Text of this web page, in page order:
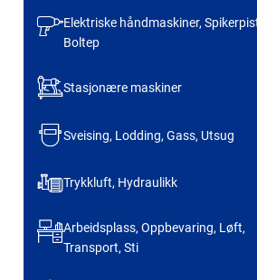
Elektriske håndmaskiner,
Boltep
Stasjonære maskiner
Sveising, Lodding, Gass, Utsug
Trykkluft, Hydraulikk
Arbeidsplass, Oppbevaring, Løft,
Transport, Sti